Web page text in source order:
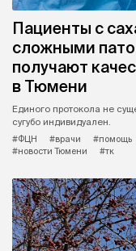
Пациенты с
сложными
получают
в Тюмени
Единого протокола не
сугубо индивидуален.
#ФЦН
#врачи #помощь
#новости Тюмени
#тк